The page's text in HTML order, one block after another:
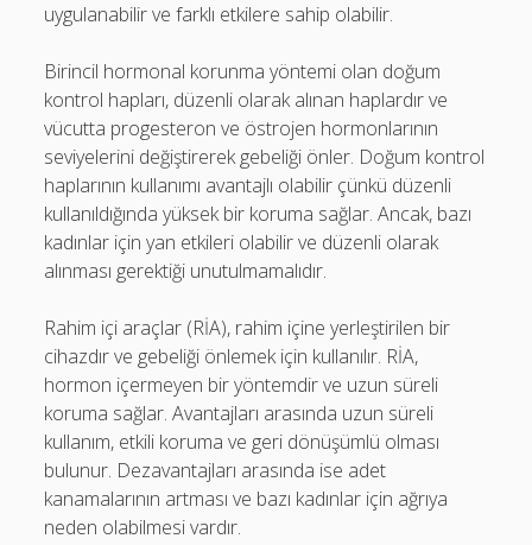
uygulanabilir ve farklı etkilere sahip olabilir.
Birincil hormonal korunma yöntemi olan doğum
kontrol hapları, düzenli olarak alınan haplardır ve
vücutta progesteron ve östrojen hormonlarının
seviyelerini değiştirerek gebeliği önler. Doğum kontrol
haplarının kullanımı avantajlı olabilir çünkü düzenli
kullanıldığında yüksek bir koruma sağlar. Ancak, bazı
kadınlar için yan etkileri olabilir ve düzenli olarak
alınması gerektiği unutulmamalıdır.
Rahim içi araçlar (RİA), rahim içine yerleştirilen bir
cihazdır ve gebeliği önlemek için kullanılır. RİA,
hormon içermeyen bir yöntemdir ve uzun süreli
koruma sağlar. Avantajları arasında uzun süreli
kullanım, etkili koruma ve geri dönüşümlü olması
bulunur. Dezavantajları arasında ise adet
kanamalarının artması ve bazı kadınlar için ağrıya
neden olabilmesi vardır.